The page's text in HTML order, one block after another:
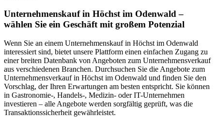
Unternehmenskauf in Höchst im Odenwald –
wählen Sie ein Geschäft mit großem Potenzial
Wenn Sie an einem Unternehmenskauf in Höchst im Odenwald
interessiert sind, bietet unsere Plattform einen einfachen Zugang zu
einer breiten Datenbank von Angeboten zum Unternehmensverkauf
aus verschiedenen Branchen. Durchsuchen Sie die Angebote zum
Unternehmensverkauf in Höchst im Odenwald und finden Sie den
Vorschlag, der Ihren Erwartungen am besten entspricht. Sie können
in Gastronomie-, Handels-, Medizin- oder IT-Unternehmen
investieren – alle Angebote werden sorgfältig geprüft, was die
Transaktionssicherheit gewährleistet.